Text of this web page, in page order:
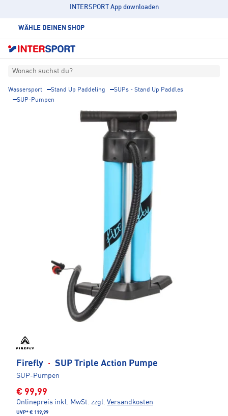
INTERSPORT App downloaden
WÄHLE DEINEN SHOP
Wonach suchst du?
Wassersport Stand Up Paddeling
SUPs - Stand Up Paddles
SUP-Pumpen
Firefly · SUP Triple Action Pumpe
SUP-Pumpen
€ 99,99
Onlinepreis inkl. MwSt. zzgl. Versandkosten
UVP* € 119,99